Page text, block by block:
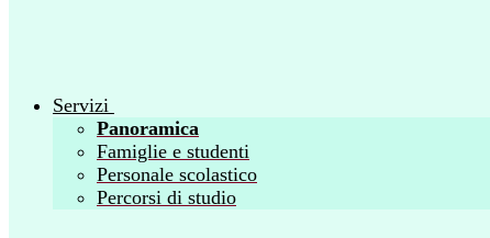
Servizi
Panoramica
Famiglie e studenti
Personale scolastico
Percorsi di studio